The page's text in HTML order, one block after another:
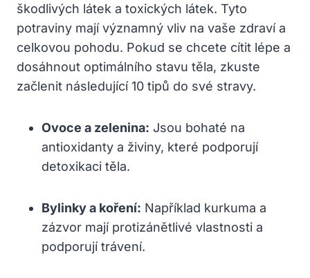
škodlivých látek a toxických látek. Tyto
potraviny mají významný vliv na vaše zdraví a
celkovou pohodu. Pokud se chcete cítit lépe a
dosáhnout optimálního stavu těla, zkuste
začlenit následující 10 tipů do své stravy.
Ovoce a zelenina: Jsou bohaté na
antioxidanty a živiny, které podporují
detoxikaci těla.
Bylinky a koření: Například kurkuma a
zázvor mají protizánětlivé vlastnosti a
podporují trávení.